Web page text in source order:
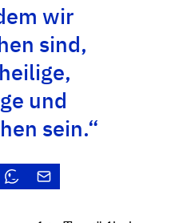
wir
sind,
und
sein.“